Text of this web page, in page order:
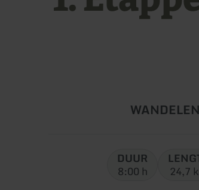
Soort
WANDELEN
DUUR
8:00 h
24,7